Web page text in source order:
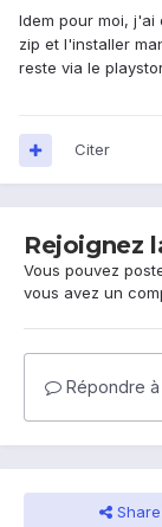
Idem pour moi,
zip et l'installer
reste via le
Citer
Rejoignez
Vous pouvez
vous avez un
Répondre
Share